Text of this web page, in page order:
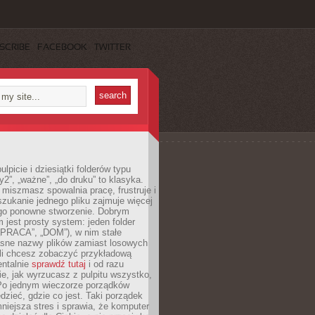
FACEBOOK TWITTER
i dziesiątki folderów typu
„ważne”, „do druku” to klasyka.
spowalnia pracę, frustruje i
jednego pliku zajmuje więcej
ponowne stworzenie. Dobrym
jest prosty system: jeden folder
„DOM”), w nim stałe
nazwy plików zamiast losowych
chcesz zobaczyć przykładową
sprawdź tutaj i od razu
jak wyrzucasz z pulpitu wszystko,
jednym wieczorze porządków
gdzie co jest. Taki porządek
stres i sprawia, że komputer